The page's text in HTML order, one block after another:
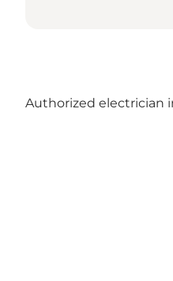
Authorized electrician